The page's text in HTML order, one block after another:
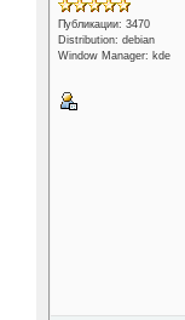
Публикации: 3470
Distribution: debian
Window Manager: kde